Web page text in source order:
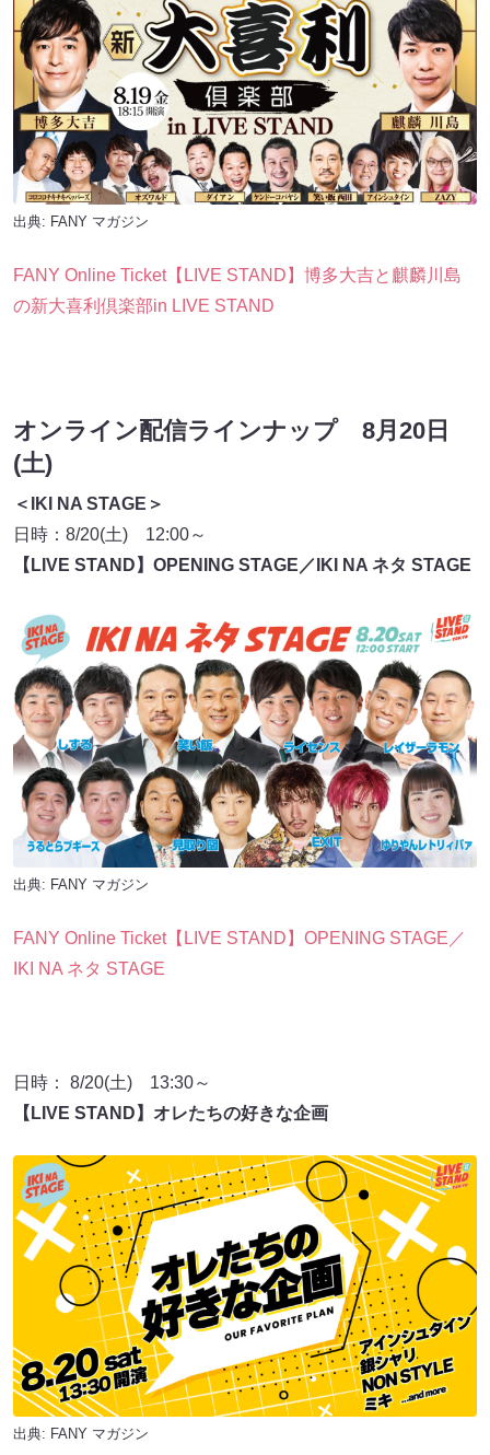
出典: FANY マガジン
FANY Online Ticket【LIVE STAND】博多大吉と麒麟川島
の新大喜利倶楽部in LIVE STAND
オンライン配信ラインナップ 8月20日
(土)
＜IKI NA STAGE＞
日時：8/20(土) 12:00～
【LIVE STAND】OPENING STAGE／IKI NA ネタ STAGE
出典: FANY マガジン
FANY Online Ticket【LIVE STAND】OPENING STAGE／
IKI NA ネタ STAGE
日時： 8/20(土) 13:30～
【LIVE STAND】オレたちの好きな企画
出典: FANY マガジン